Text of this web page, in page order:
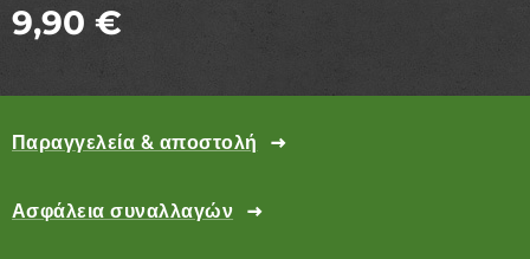
9,90 €
Παραγγελεία & αποστολή
Ασφάλεια συναλλαγών